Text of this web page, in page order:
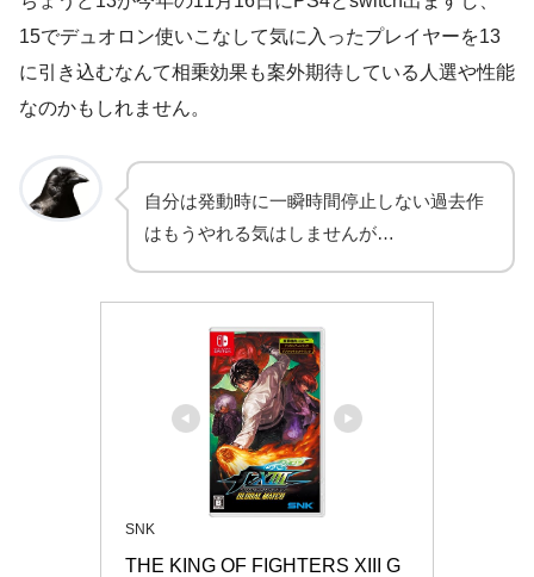
15でデュオロン使いこなして気に入ったプレイヤーを13
に引き込むなんて相乗効果も案外期待している人選や性能
なのかもしれません。
自分は発動時に一瞬時間停止しない過去作
はもうやれる気はしませんが…
SNK
THE KING OF FIGHTERS XIII G